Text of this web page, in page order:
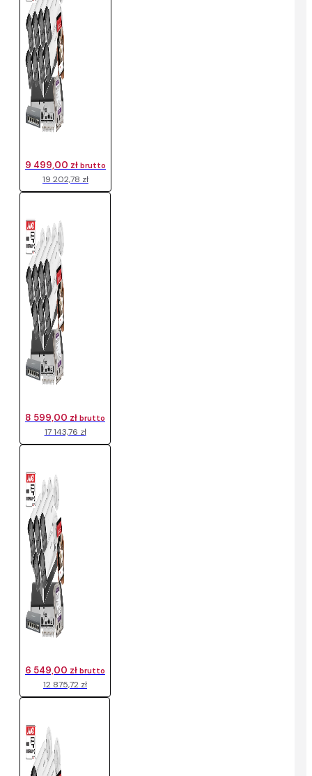
19 202,78 zł
9 499,00 zł brutto
17 143,76 zł
8 599,00 zł brutto
12 875,72 zł
6 549,00 zł brutto